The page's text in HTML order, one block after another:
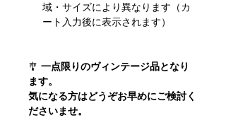
域・サイズにより異なります（カ
ート入力後に表示されます）
🎐 一点限りのヴィンテージ品となり
ます。
気になる方はどうぞお早めにご検討く
ださいませ。